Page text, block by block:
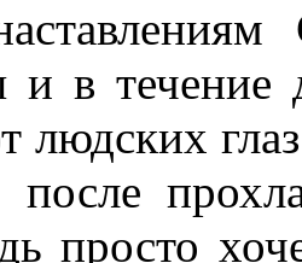
и в течение
людских
после
просто